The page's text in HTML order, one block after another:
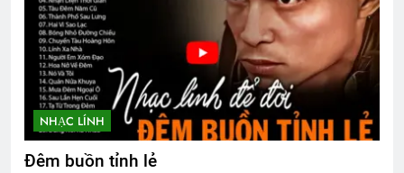
NHẠC LÍNH
Đêm buồn tỉnh lẻ